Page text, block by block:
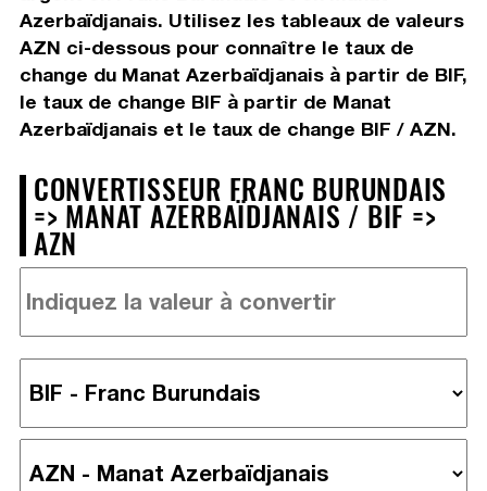
Azerbaïdjanais. Utilisez les tableaux de valeurs
AZN ci-dessous pour connaître le taux de
change du Manat Azerbaïdjanais à partir de BIF,
le taux de change BIF à partir de Manat
Azerbaïdjanais et le taux de change BIF / AZN.
CONVERTISSEUR FRANC BURUNDAIS
=> MANAT AZERBAÏDJANAIS / BIF =>
AZN